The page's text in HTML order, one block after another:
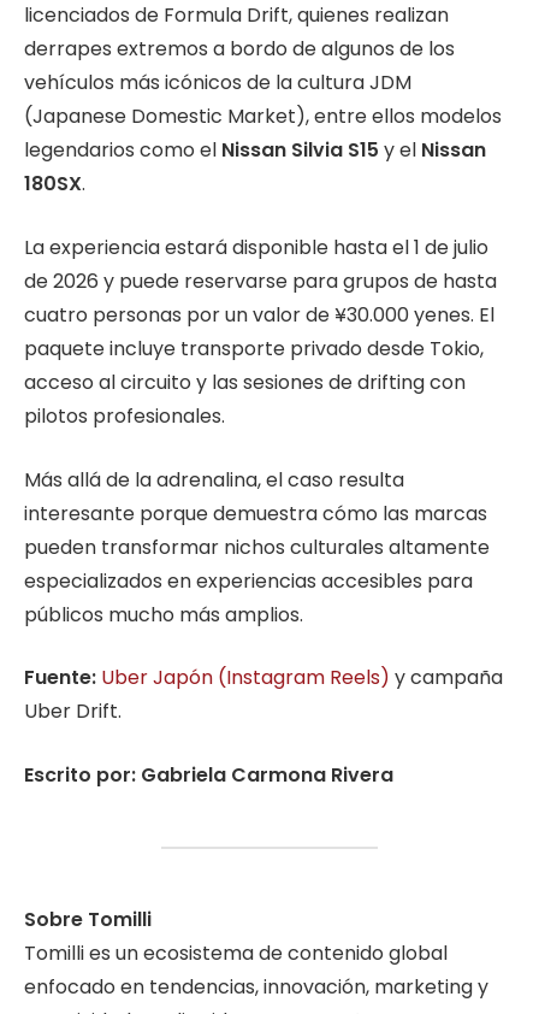
licenciados de Formula Drift, quienes realizan
derrapes extremos a bordo de algunos de los
vehículos más icónicos de la cultura JDM
(Japanese Domestic Market), entre ellos modelos
legendarios como el Nissan Silvia S15 y el Nissan
180SX.
La experiencia estará disponible hasta el 1 de julio
de 2026 y puede reservarse para grupos de hasta
cuatro personas por un valor de ¥30.000 yenes. El
paquete incluye transporte privado desde Tokio,
acceso al circuito y las sesiones de drifting con
pilotos profesionales.
Más allá de la adrenalina, el caso resulta
interesante porque demuestra cómo las marcas
pueden transformar nichos culturales altamente
especializados en experiencias accesibles para
públicos mucho más amplios.
Fuente: Uber Japón (Instagram Reels) y campaña
Uber Drift.
Escrito por: Gabriela Carmona Rivera
Sobre Tomilli
Tomilli es un ecosistema de contenido global
enfocado en tendencias, innovación, marketing y